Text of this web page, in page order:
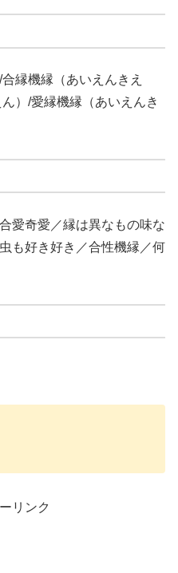
縁機縁（あいえんきえ
）/愛縁機縁（あいえんき
愛奇愛／縁は異なもの味な
も好き好き／合性機縁／何
リンク